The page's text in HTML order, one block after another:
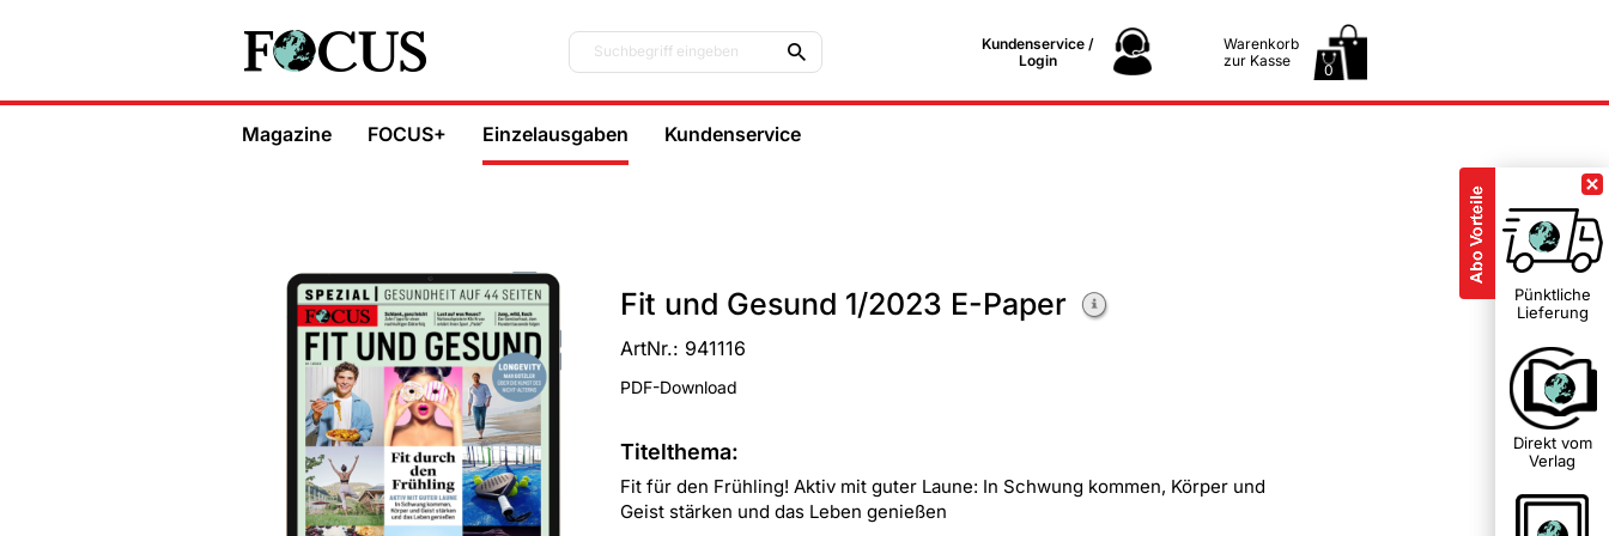
Magazine FOCUS+ Einzelausgaben Kundenservice
Warenkorb
zur Kasse
0
Kundenservice /
Login
Suchbegriff eingeben
Fit und Gesund 1/2023 E-Paper
ArtNr.: 941116
PDF-Download
Titelthema:
Fit für den Frühling! Aktiv mit guter Laune: In Schwung kommen, Körper und
Geist stärken und das Leben genießen
Pünktliche
Lieferung
Direkt vom
Verlag